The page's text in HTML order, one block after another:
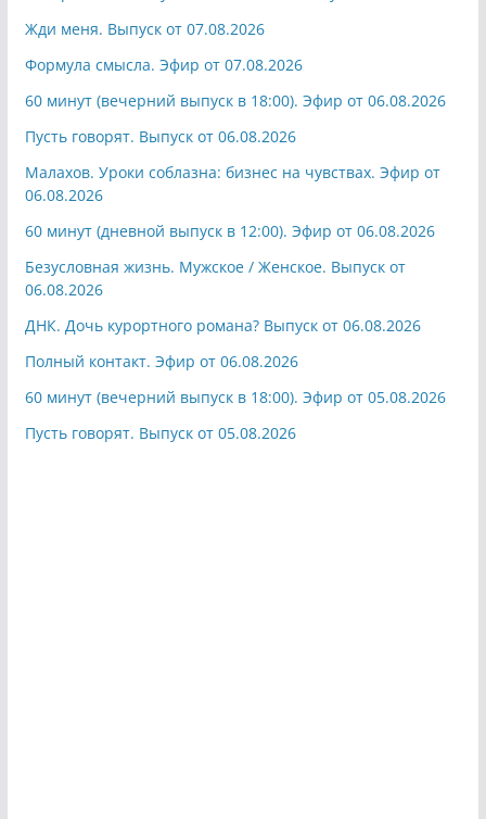
Жди меня. Выпуск от 07.08.2026
Формула смысла. Эфир от 07.08.2026
60 минут (вечерний выпуск в 18:00). Эфир от 06.08.2026
Пусть говорят. Выпуск от 06.08.2026
Малахов. Уроки соблазна: бизнес на чувствах. Эфир от
06.08.2026
60 минут (дневной выпуск в 12:00). Эфир от 06.08.2026
Безусловная жизнь. Мужское / Женское. Выпуск от
06.08.2026
ДНК. Дочь курортного романа? Выпуск от 06.08.2026
Полный контакт. Эфир от 06.08.2026
60 минут (вечерний выпуск в 18:00). Эфир от 05.08.2026
Пусть говорят. Выпуск от 05.08.2026